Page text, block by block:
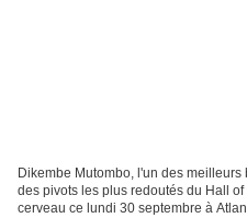
Dikembe Mutombo, l'un des
des pivots les plus redoutés du Hall
cerveau ce lundi 30 septembre à